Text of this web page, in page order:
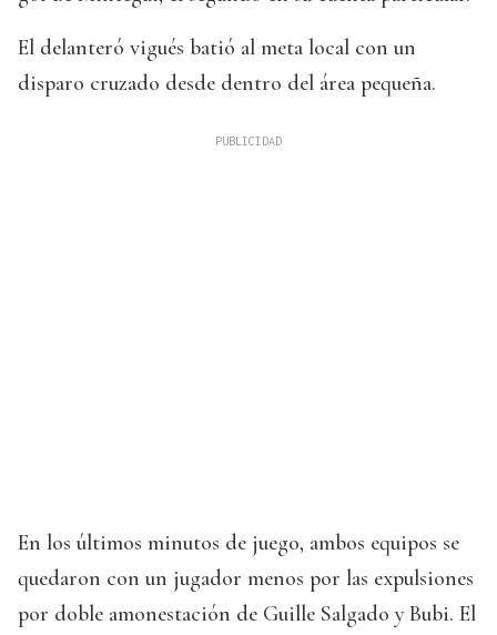
El delanteró vigués batió al meta local con un
disparo cruzado desde dentro del área pequeña.
En los últimos minutos de juego, ambos equipos se
quedaron con un jugador menos por las expulsiones
por doble amonestación de Guille Salgado y Bubi. El